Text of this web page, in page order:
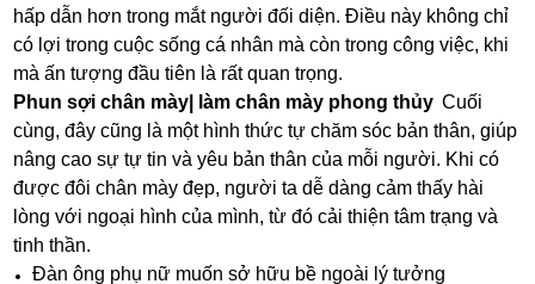
hấp dẫn hơn trong mắt người đối diện. Điều này không chỉ
có lợi trong cuộc sống cá nhân mà còn trong công việc, khi
mà ấn tượng đầu tiên là rất quan trọng.
Phun sợi chân mày| làm chân mày phong thủy Cuối
cùng, đây cũng là một hình thức tự chăm sóc bản thân, giúp
nâng cao sự tự tin và yêu bản thân của mỗi người. Khi có
được đôi chân mày đẹp, người ta dễ dàng cảm thấy hài
lòng với ngoại hình của mình, từ đó cải thiện tâm trạng và
tinh thần.
Đàn ông phụ nữ muốn sở hữu bề ngoài lý tưởng